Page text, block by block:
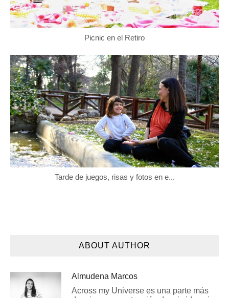
Picnic en el Retiro
Tarde de juegos, risas y fotos en e...
ABOUT AUTHOR
Almudena Marcos
Across my Universe es una parte más